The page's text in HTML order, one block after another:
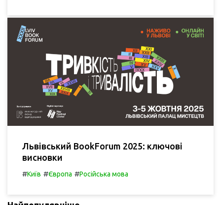
Львівський BookForum 2025: ключові
висновки
#Київ #Європа #Російська мова